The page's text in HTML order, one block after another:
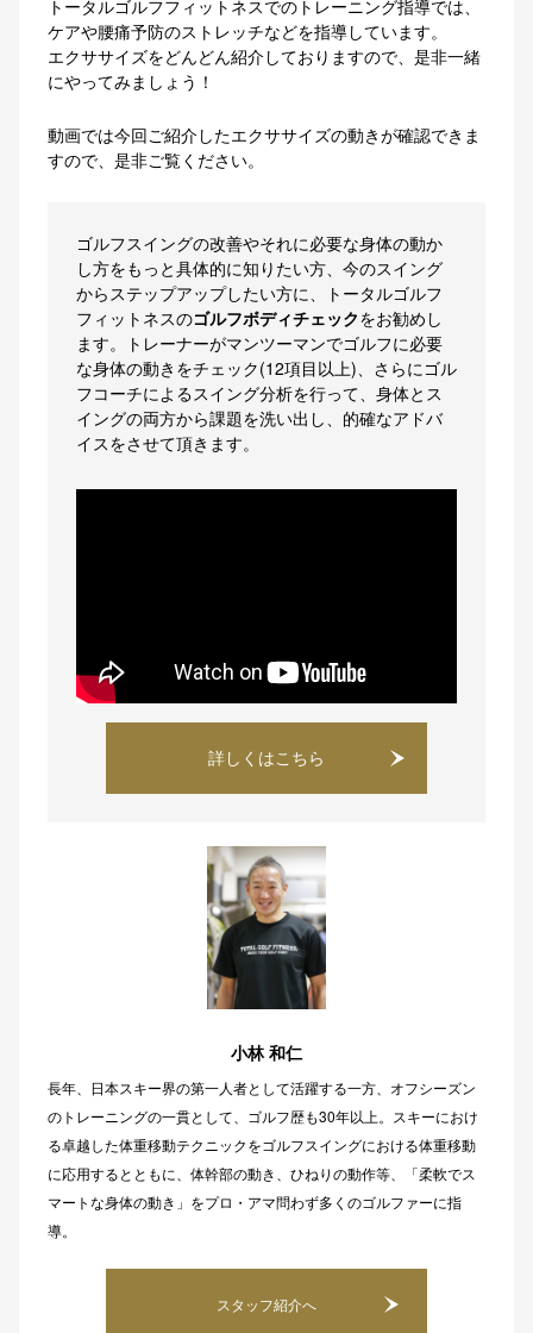
トータルゴルフフィットネスでのトレーニング指導では、
ケアや腰痛予防のストレッチなどを指導しています。
エクササイズをどんどん紹介しておりますので、是非一緒
にやってみましょう！
動画では今回ご紹介したエクササイズの動きが確認できま
すので、是非ご覧ください。
ゴルフスイングの改善やそれに必要な身体の動か
し方をもっと具体的に知りたい方、今のスイング
からステップアップしたい方に、トータルゴルフ
フィットネスのゴルフボディチェックをお勧めし
ます。トレーナーがマンツーマンでゴルフに必要
な身体の動きをチェック(12項目以上)、さらにゴル
フコーチによるスイング分析を行って、身体とス
イングの両方から課題を洗い出し、的確なアドバ
イスをさせて頂きます。
詳しくはこちら
小林 和仁
長年、日本スキー界の第一人者として活躍する一方、オフシーズン
のトレーニングの一貫として、ゴルフ歴も30年以上。スキーにおけ
る卓越した体重移動テクニックをゴルフスイングにおける体重移動
に応用するとともに、体幹部の動き、ひねりの動作等、「柔軟でス
マートな身体の動き」をプロ・アマ問わず多くのゴルファーに指
導。
スタッフ紹介へ